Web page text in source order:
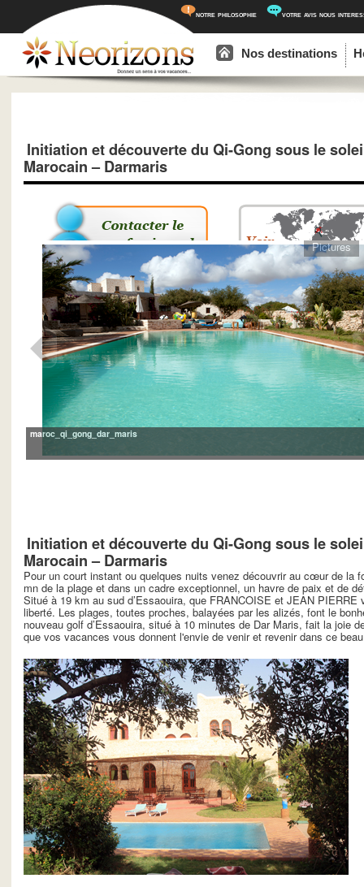
notre philosophie votre avis nous
Aller au contenu principal
Aller au contenu secondaire
Nos destinations
maroc_qi_gong_dar_maris
Pictures
Initiation et découverte du Qi-Gong sous le
Marocain – Darmaris
Initiation et découverte du Qi-Gong sous le
Marocain – Darmaris
Pour un court instant ou quelques nuits venez découvrir au cœur de la
mn de la plage et dans un cadre exceptionnel, un havre de paix et de
Situé à 19 km au sud d’Essaouira, que FRANCOISE et JEAN
liberté. Les plages, toutes proches, balayées par les alizés, font le
nouveau golf d’Essaouira, situé à 10 minutes de Dar Maris, fait la joie
que vos vacances vous donnent l'envie de venir et revenir dans ce